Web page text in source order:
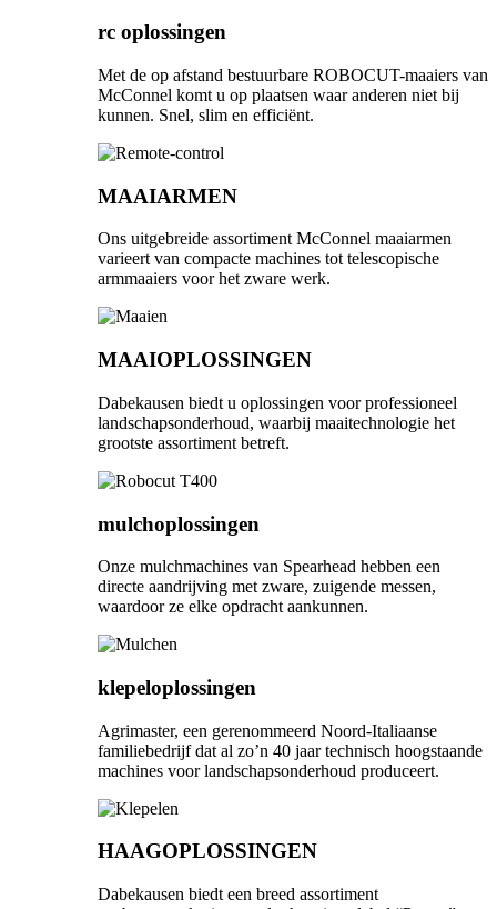
rc oplossingen
Met de op afstand bestuurbare ROBOCUT-maaiers van
McConnel komt u op plaatsen waar anderen niet bij
kunnen. Snel, slim en efficiënt.
MAAIARMEN
Ons uitgebreide assortiment McConnel maaiarmen
varieert van compacte machines tot telescopische
armmaaiers voor het zware werk.
MAAIOPLOSSINGEN
Dabekausen biedt u oplossingen voor professioneel
landschapsonderhoud, waarbij maaitechnologie het
grootste assortiment betreft.
mulchoplossingen
Onze mulchmachines van Spearhead hebben een
directe aandrijving met zware, zuigende messen,
waardoor ze elke opdracht aankunnen.
klepeloplossingen
Agrimaster, een gerenommeerd Noord-Italiaanse
familiebedrijf dat al zo’n 40 jaar technisch hoogstaande
machines voor landschapsonderhoud produceert.
HAAGOPLOSSINGEN
Dabekausen biedt een breed assortiment